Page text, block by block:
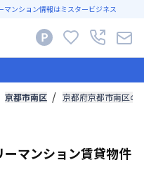
ンション情報はミスタービジネス
京都市南区 京都府京都市南区の
マンション賃貸物件